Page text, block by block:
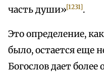
часть души»[1231].
Это определение,
было, остается еще
Богослов дает